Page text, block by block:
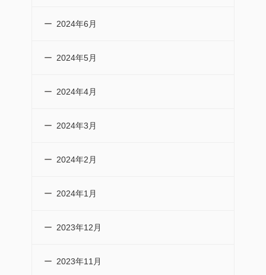
2024年6月
2024年5月
2024年4月
2024年3月
2024年2月
2024年1月
2023年12月
2023年11月